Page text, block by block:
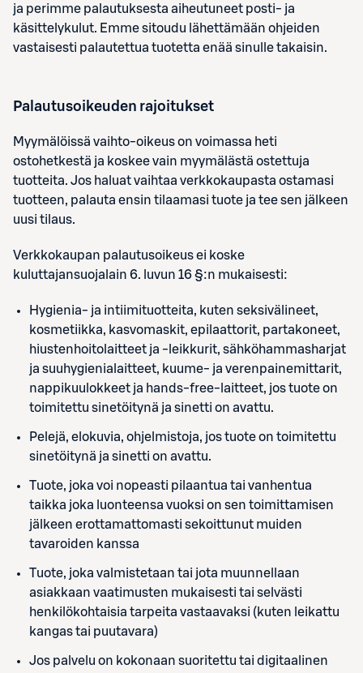
ja perimme palautuksesta aiheutuneet posti- ja
käsittelykulut. Emme sitoudu lähettämään ohjeiden
vastaisesti palautettua tuotetta enää sinulle takaisin.
Palautusoikeuden rajoitukset
Myymälöissä vaihto-oikeus on voimassa heti
ostohetkestä ja koskee vain myymälästä ostettuja
tuotteita. Jos haluat vaihtaa verkkokaupasta ostamasi
tuotteen, palauta ensin tilaamasi tuote ja tee sen jälkeen
uusi tilaus.
Verkkokaupan palautusoikeus ei koske
kuluttajansuojalain 6. luvun 16 §:n mukaisesti:
Hygienia- ja intiimituotteita, kuten seksivälineet,
kosmetiikka, kasvomaskit, epilaattorit, partakoneet,
hiustenhoitolaitteet ja -leikkurit, sähköhammasharjat
ja suuhygienialaitteet, kuume- ja verenpainemittarit,
nappikuulokkeet ja hands-free-laitteet, jos tuote on
toimitettu sinetöitynä ja sinetti on avattu.
Pelejä, elokuvia, ohjelmistoja, jos tuote on toimitettu
sinetöitynä ja sinetti on avattu.
Tuote, joka voi nopeasti pilaantua tai vanhentua
taikka joka luonteensa vuoksi on sen toimittamisen
jälkeen erottamattomasti sekoittunut muiden
tavaroiden kanssa
Tuote, joka valmistetaan tai jota muunnellaan
asiakkaan vaatimusten mukaisesti tai selvästi
henkilökohtaisia tarpeita vastaavaksi (kuten leikattu
kangas tai puutavara)
Jos palvelu on kokonaan suoritettu tai digitaalinen